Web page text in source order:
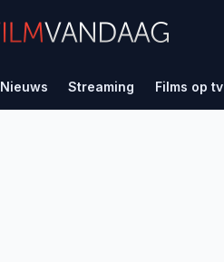
Nieuws Streaming Films op tv